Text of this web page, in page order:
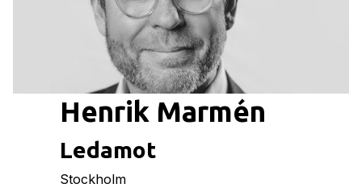
Henrik Marmén
Ledamot
Stockholm